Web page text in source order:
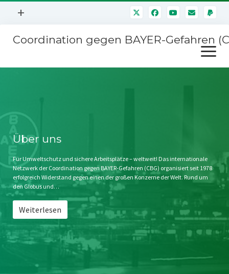
Menü
+
Mitmachen
Kontakt
Impressum
Störfälle
Coordination gegen BAYER-Gefahren
Menü
öffnen
Stichwort BAYER
Jahrestagung
SPENDEN
Über uns
Für Umweltschutz und sichere Arbeitsplätze – weltweit! Das internationale
Netzwerk der Coordination gegen BAYER-Gefahren (CBG) organisiert seit 1978
erfolgreich Widerstand gegen einen der großen Konzerne der Welt. Rund um
den Globus und…
Weiterlesen